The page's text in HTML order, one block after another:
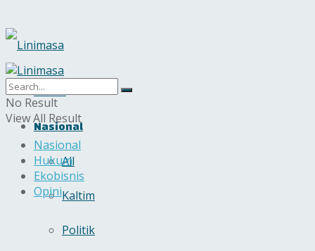
Home
Nasional
All
Kaltim
Politik
No Result
View All Result
Nasional
Hukum
Ekobisnis
Opini